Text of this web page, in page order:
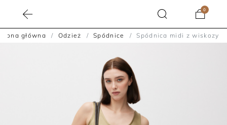
0
główna Odzież Spódnice Spódnica midi z wiskozy